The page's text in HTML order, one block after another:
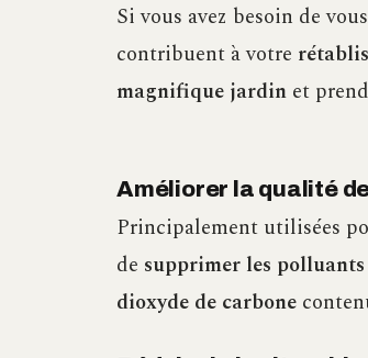
Si vous avez besoin de
contribuent à votre
magnifique jardin et
Améliorer la qualité
Principalement utilisées
de supprimer les polluants
dioxyde de carbone